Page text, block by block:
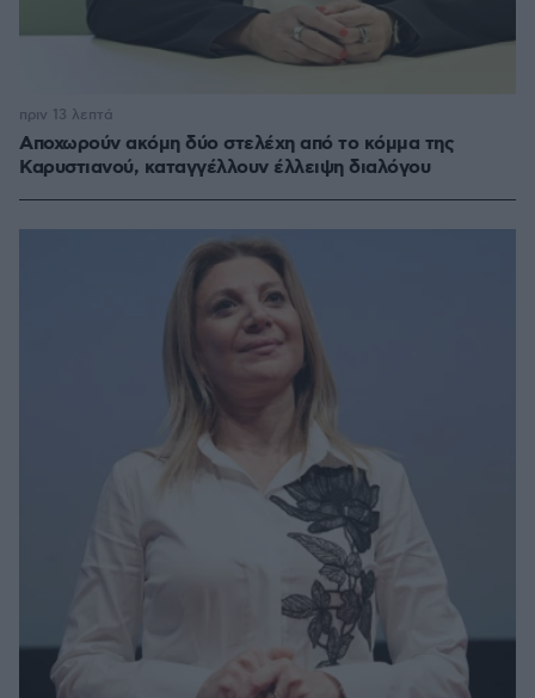
Αποχωρούν ακόμη δύο στελέχη από το κόμμα της
Καρυστιανού, καταγγέλλουν έλλειψη διαλόγου
πριν 13 λεπτά